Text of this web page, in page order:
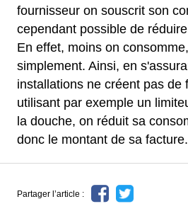
fournisseur on souscrit son
cependant possible de
En effet, moins on
simplement. Ainsi, en
installations ne créent pas de
utilisant par exemple un
la douche, on réduit sa
donc le montant de sa facture.
Partager l’article :